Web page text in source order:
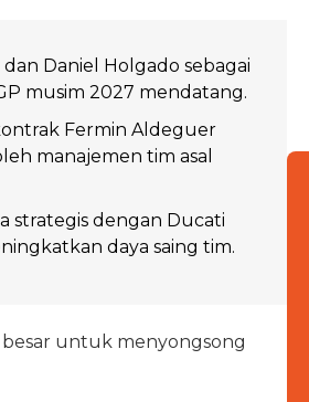
Daniel Holgado sebagai
musim 2027 mendatang.
Fermin Aldeguer
manajemen tim asal
strategis dengan Ducati
daya saing tim.
untuk menyongsong